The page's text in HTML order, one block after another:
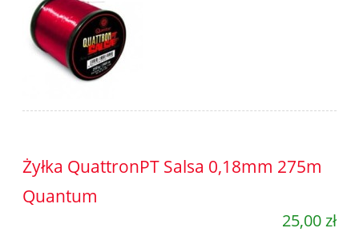
Żyłka QuattronPT Salsa 0,18mm 275m
Quantum
25,00 zł